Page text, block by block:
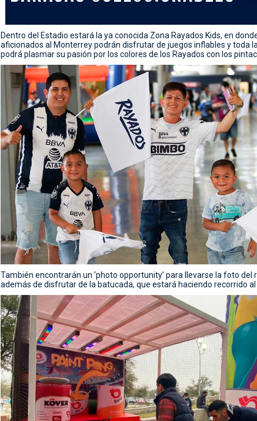
Dentro del Estadio estará la ya conocida Zona Rayados Kids, en
aficionados al Monterrey podrán disfrutar de juegos inflables y toda
podrá plasmar su pasión por los colores de los Rayados con los
También encontrarán un ‘photo opportunity’ para llevarse la foto del
además de disfrutar de la batucada, que estará haciendo recorrido al